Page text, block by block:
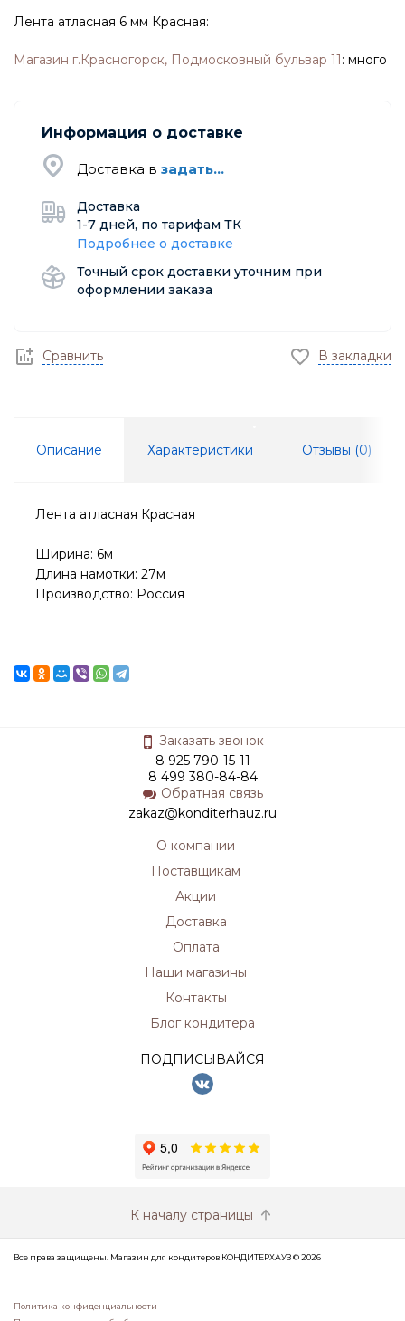
Лента атласная 6 мм Красная:
Магазин г.Красногорск, Подмосковный бульвар 11: много
Информация о доставке
Доставка в задать...
Доставка
1-7 дней, по тарифам ТК
Подробнее о доставке
Точный срок доставки уточним при
оформлении заказа
Сравнить В закладки
Описание Характеристики Отзывы (0)
Лента атласная Красная
Ширина: 6м
Длина намотки: 27м
Производство: Россия
Заказать звонок
8 925 790-15-11
8 499 380-84-84
Обратная связь
zakaz@konditerhauz.ru
О компании
Поставщикам
Акции
Доставка
Оплата
Наши магазины
Контакты
Блог кондитера
ПОДПИСЫВАЙСЯ
К началу страницы
Все права защищены. Магазин для кондитеров КОНДИТЕРХАУЗ © 2026
Политика конфиденциальности